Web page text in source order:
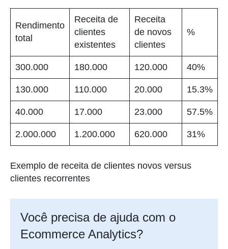
Rendimento
total
Receita de
clientes
existentes
Receita
de novos
clientes
%
300.000 180.000 120.000 40%
130.000 110.000 20.000 15.3%
40.000 17.000 23.000 57.5%
2.000.000 1.200.000 620.000 31%
Exemplo de receita de clientes novos versus
clientes recorrentes
Você precisa de ajuda com o
Ecommerce Analytics?